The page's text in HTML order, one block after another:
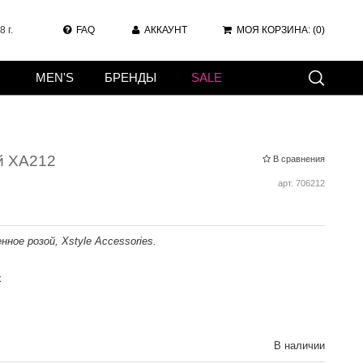
г. FAQ АККАУНТ МОЯ КОРЗИНА: (0)
В сравнения
XA212
арт. 706212
розой, Xstyle Accessories.
В наличии
MEN'S БРЕНДЫ SALE